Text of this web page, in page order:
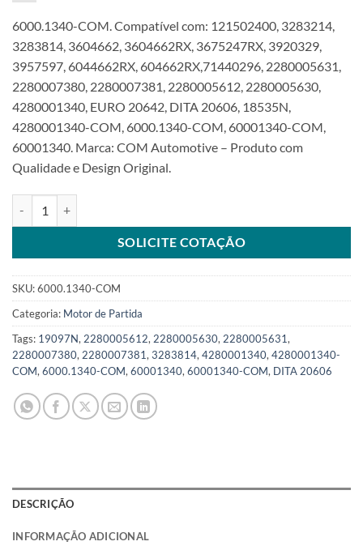
6000.1340-COM. Compatível com: 121502400, 3283214,
3283814, 3604662, 3604662RX, 3675247RX, 3920329,
3957597, 6044662RX, 604662RX,71440296, 2280005631,
2280007380, 2280007381, 2280005612, 2280005630,
4280001340, EURO 20642, DITA 20606, 18535N,
4280001340-COM, 6000.1340-COM, 60001340-COM,
60001340. Marca: COM Automotive – Produto com
Qualidade e Design Original.
SOLICITE COTAÇÃO
SKU:6000.1340-COM
Categoria: Motor de Partida
Tags: 19097N, 2280005612, 2280005630, 2280005631,
2280007380, 2280007381, 3283814, 4280001340, 4280001340-
COM, 6000.1340-COM, 60001340, 60001340-COM, DITA 20606
DESCRIÇÃO
INFORMAÇÃO ADICIONAL